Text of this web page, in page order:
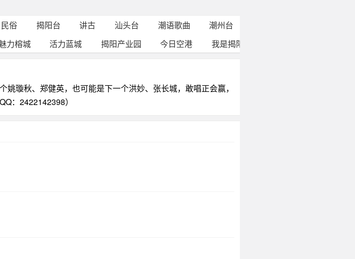
民俗 揭阳台 讲古 汕头台 潮语歌曲 潮州台
力榕城 活力蓝城 揭阳产业园 今日空港 我是揭阳人
璇秋、郑健英，也可能是下一个洪妙、张长城，敢唱正会赢，
：2422142398）